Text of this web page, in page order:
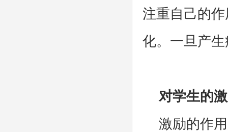
注重自己的
化。一旦产
对学生的
激励的作